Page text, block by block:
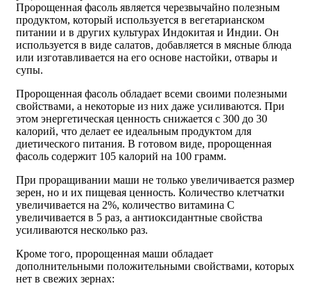
Пророщенная фасоль является черезвычайно полезным
продуктом, который используется в вегетарианском
питании и в других культурах Индокитая и Индии. Он
используется в виде салатов, добавляется в мясные блюда
или изготавливается на его основе настойки, отвары и
супы.
Пророщенная фасоль обладает всеми своими полезными
свойствами, а некоторые из них даже усиливаются. При
этом энергетическая ценность снижается с 300 до 30
калорий, что делает ее идеальным продуктом для
диетического питания. В готовом виде, пророщенная
фасоль содержит 105 калорий на 100 грамм.
При проращивании маши не только увеличивается размер
зерен, но и их пищевая ценность. Количество клетчатки
увеличивается на 2%, количество витамина С
увеличивается в 5 раз, а антиоксидантные свойства
усиливаются несколько раз.
Кроме того, пророщенная маши обладает
дополнительными положительными свойствами, которых
нет в свежих зернах: